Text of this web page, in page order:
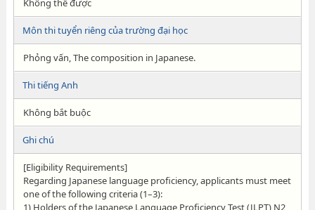
Không thể được
Môn thi tuyển riêng của trường đại học
Phỏng vấn, The composition in Japanese .
Thi tiếng Anh
Không bắt buộc
Ghi chú
[Eligibility Requirements]
Regarding Japanese language proficiency, applicants must meet
one of the following criteria (1–3):
1) Holders of the Japanese Language Proficiency Test (JLPT) N2